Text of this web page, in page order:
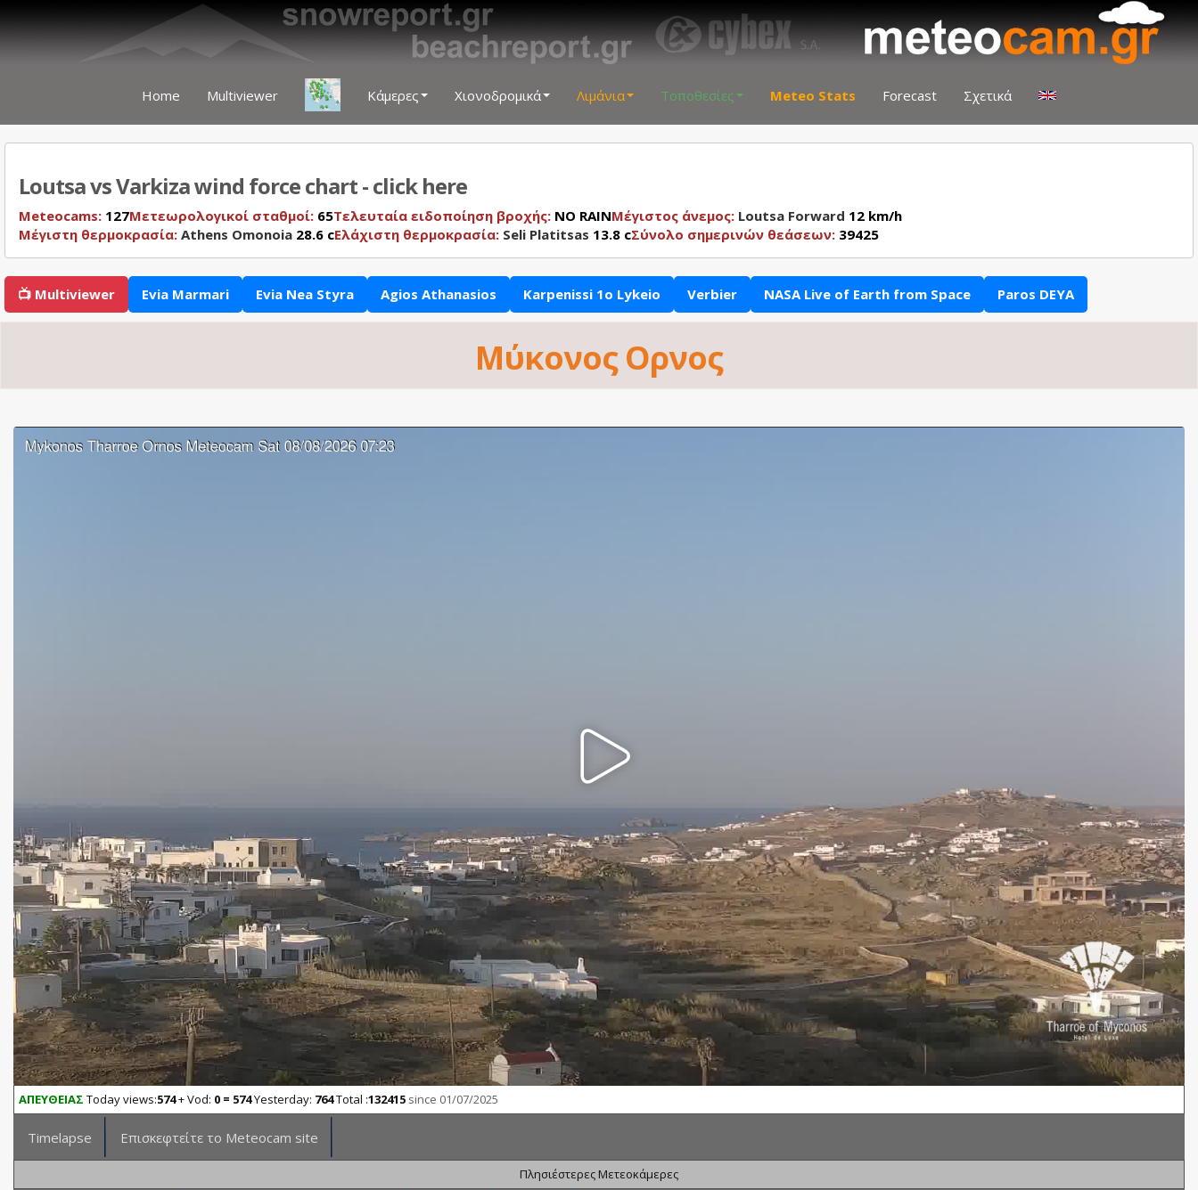
Home Multiviewer Κάμερες Χιονοδρομικά Λιμάνια Τοποθεσίες Meteo Stats Forecast Σχετικά
Loutsa vs Varkiza wind force chart - click here
Meteocams: 127Μετεωρολογικοί σταθμοί: 65Τελευταία ειδοποίηση βροχής: NO RAINΜέγιστος άνεμος: Loutsa Forward 12 km/h
Μέγιστη θερμοκρασία: Athens Omonoia 28.6 cΕλάχιστη θερμοκρασία: Seli Platitsas 13.8 cΣύνολο σημερινών θεάσεων: 39425
📺 Multiviewer Evia Marmari Evia Nea Styra Agios Athanasios Karpenissi 1o Lykeio Verbier NASA Live of Earth from Space Paros DEYA
Μύκονος Ορνος
ΑΠΕΥΘΕΙΑΣ Today views:574+ Vod: 0 = 574Yesterday: 764Total :132415 since 01/07/2025
Timelapse Επισκεφτείτε το Meteocam site
Πλησιέστερες Μετεοκάμερες